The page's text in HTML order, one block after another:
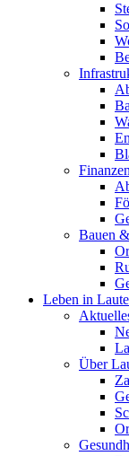
Finanzen
Bauen
Leben in
Über